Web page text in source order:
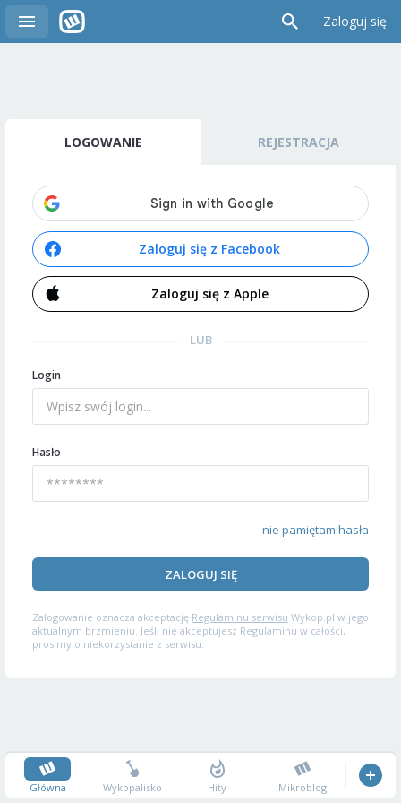
Zaloguj się
LOGOWANIE REJESTRACJA
Zaloguj się z Facebook
Zaloguj się z Apple
LUB
Login
Hasło
nie pamiętam hasła
ZALOGUJ SIĘ
Zalogowanie oznacza akceptację Regulaminu serwisu Wykop.pl w jego
aktualnym brzmieniu. Jeśli nie akceptujesz Regulaminu w całości,
prosimy o niekorzystanie z serwisu.
Główna Wykopalisko Hity Mikroblog